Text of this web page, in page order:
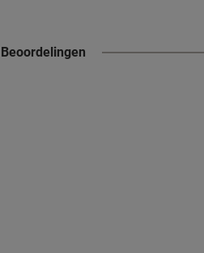
Beoordelingen